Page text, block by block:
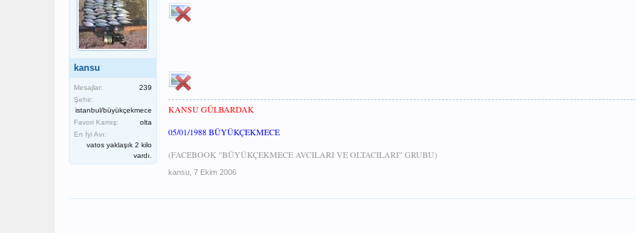
kansu
Mesajlar:
239
Şehir:
istanbul/büyükçekmece
Favori Kamış:
olta
En İyi Avı:
vatos yaklaşık 2 kilo
vardı.
KANSU GÜLBARDAK
05/01/1988 BÜYÜKÇEKMECE
(FACEBOOK "BÜYÜKÇEKMECE AVCILARI VE OLTACILARI" GRUBU)
kansu 7 Ekim 2006